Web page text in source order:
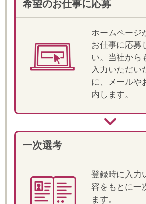
電話での詳細確認
より電話でお仕事の詳細説
明と条件・ご経験の確認を
します。
行の上、就業先へ訪問がで
双方合意の上、就業が決定
します。就業前には、マイ